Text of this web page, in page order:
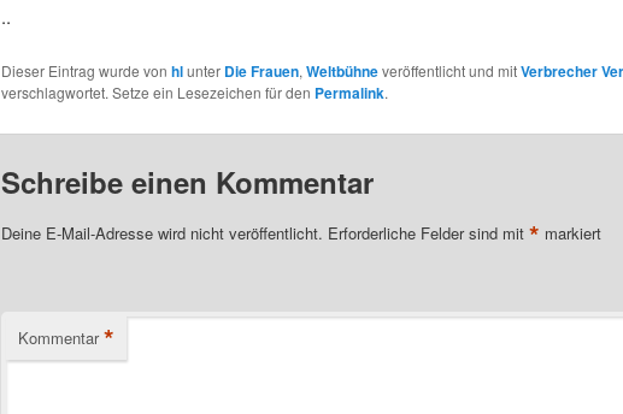
..
Dieser Eintrag wurde von hlunter Die Frauen, Weltbühneveröffentlicht und mitVerbrecher
verschlagwortet. Setze ein Lesezeichen für den Permalink.
Schreibe einen Kommentar
Deine E-Mail-Adresse wird nicht veröffentlicht. Erforderliche Felder sind mit * markiert
Kommentar *